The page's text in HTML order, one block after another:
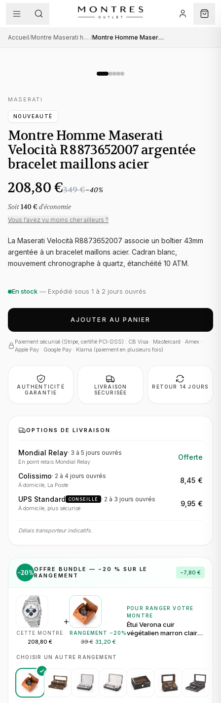
Accueil/ Montre Maserati homme / Montre Homme Maserati Velocità R8873652007 argentée bracelet maillons acier
MASERATI
NOUVEAUTÉ
Montre Homme Maserati
Velocità R8873652007 argentée
bracelet maillons acier
208,80 €349 €−40%
Soit140 € d'économie
Vous l'avez vu moins cher ailleurs ?
La Maserati Velocità R8873652007 associe un boîtier 43mm
argentée à un bracelet maillons acier. Cadran blanc,
mouvement chronographe à quartz, étanchéité 10 ATM.
En stock — Expédié sous 1 à 2 jours ouvrés
AJOUTER AU PANIER
Paiement sécurisé (Stripe, certifié PCI-DSS) : CB Visa · Mastercard · Amex ·
Apple Pay · Google Pay · Klarna (paiement en plusieurs fois)
AUTHENTICITÉ
GARANTIE
LIVRAISON
SÉCURISÉE
RETOUR 14 JOURS
OPTIONS DE LIVRAISON
Mondial Relay· 3 à 5 jours ouvrés
En point relais Mondial Relay
Offerte
Colissimo· 2 à 4 jours ouvrés
À domicile, La Poste
8,45 €
UPS Standard CONSEILLÉ · 2 à 3 jours ouvrés
À domicile, plus sécurisé
9,95 €
Délais transporteur indicatifs.
−20%OFFRE BUNDLE — − 20 % SUR LE
RANGEMENT
−7,80 €
CETTE MONTRE
208,80 €
+
RANGEMENT − 20 %
39 € 31,20 €
POUR RANGER VOTRE
MONTRE
Étui Verona cuir
végétalien marron clair
CHOISIR UN AUTRE RANGEMENT